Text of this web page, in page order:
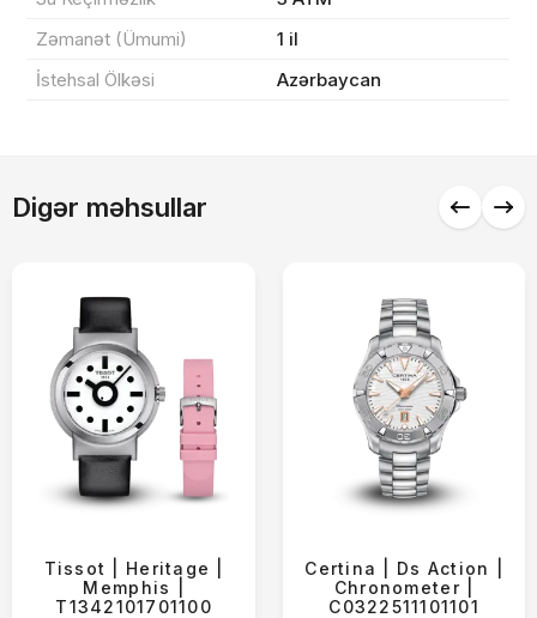
Zəmanət (Ümumi)
1 il
İstehsal Ölkəsi
Azərbaycan
Digər məhsullar
Tissot | Heritage |
Memphis |
T1342101701100
Certina | Ds Action |
Chronometer |
C0322511101101